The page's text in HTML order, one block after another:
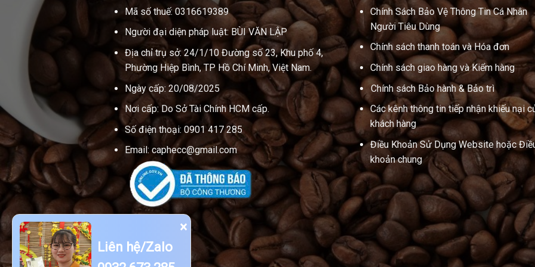
Mã số thuế: 0316619389
Người đại diện pháp luật: BÙI VĂN LẬP
Địa chỉ trụ sở: 24/1/10 Đường số 23, Khu phố 4,
Phường Hiệp Bình, TP Hồ Chí Minh, Việt Nam.
Ngày cấp: 20/08/2025
Nơi cấp: Do Sở Tài Chính HCM cấp.
Số điện thoại: 0901 417 285
Email: caphecc@gmail.com
Chính Sách Bảo Vệ Thông Tin Cá Nhân
Người Tiêu Dùng
Chính sách thanh toán và Hóa đơn
Chính sách giao hàng và Kiểm hàng
Chính sách Bảo hành & Bảo trì
Các kênh thông tin tiếp nhận khiếu nại
khách hàng
Điều Khoản Sử Dụng Website hoặc
khoản chung
×
Liên hệ/Zalo